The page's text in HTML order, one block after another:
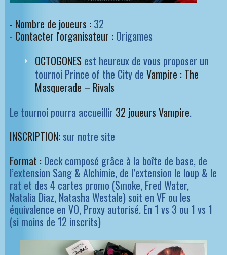
- Nombre de joueurs : 32
- Contacter l'organisateur : Origames
OCTOGONES est heureux de vous proposer un
tournoi Prince of the City de Vampire : The
Masquerade – Rivals
Le tournoi pourra accueillir 32 joueurs Vampire.
INSCRIPTION: sur notre site
Format : Deck composé grâce à la boîte de base, de
l’extension Sang & Alchimie, de l’extension le loup & le
rat et des 4 cartes promo (Smoke, Fred Water,
Natalia Diaz, Natasha Westale) soit en VF ou les
équivalence en VO, Proxy autorisé. En 1 vs 3 ou 1 vs 1
(si moins de 12 inscrits)